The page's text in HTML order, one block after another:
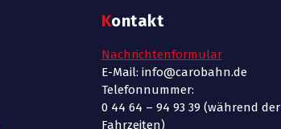
Kontakt
Nachrichtenformular
E-Mail: info@carobahn.de
Telefonnummer:
0 44 64 – 94 93 39 (während der
Fahrzeiten)